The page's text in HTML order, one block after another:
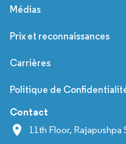
Médias
Prix et reconnaissances
Carrières
Politique de
Contact
11th Floor, Rajapushpa